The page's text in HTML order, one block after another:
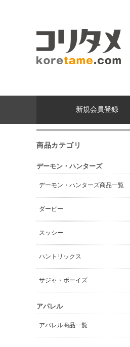
新規会員登録
商品カテゴリ
デーモン・ハンターズ
デーモン・ハンターズ商品一覧
ダーピー
スッシー
ハントリックス
サジャ・ボーイズ
アパレル
アパレル商品一覧